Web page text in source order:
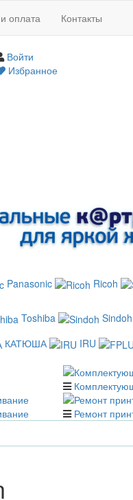
оплата Контакты
Войти
Избранное
Panasonic Ricoh
Toshiba Sindoh
КАТЮША IRU
Ремонт